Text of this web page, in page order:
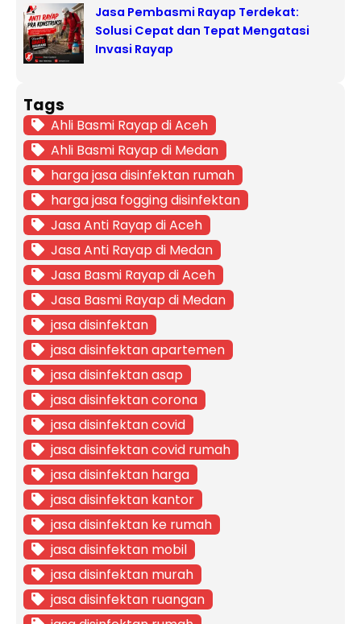
Jasa Pembasmi Rayap Terdekat:
Solusi Cepat dan Tepat Mengatasi
Invasi Rayap
Tags
Ahli Basmi Rayap di Aceh
Ahli Basmi Rayap di Medan
harga jasa disinfektan rumah
harga jasa fogging disinfektan
Jasa Anti Rayap di Aceh
Jasa Anti Rayap di Medan
Jasa Basmi Rayap di Aceh
Jasa Basmi Rayap di Medan
jasa disinfektan
jasa disinfektan apartemen
jasa disinfektan asap
jasa disinfektan corona
jasa disinfektan covid
jasa disinfektan covid rumah
jasa disinfektan harga
jasa disinfektan kantor
jasa disinfektan ke rumah
jasa disinfektan mobil
jasa disinfektan murah
jasa disinfektan ruangan